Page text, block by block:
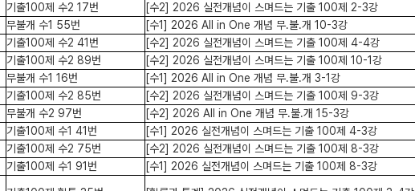
기출100제 수2 17번 [수2] 2026 실전개념이 스며드는 기출 100제 2-3강
무불개 수1 55번 [수1] 2026 All in One 개념 무.불.개 10-3강
기출100제 수2 41번 [수2] 2026 실전개념이 스며드는 기출 100제 4-4강
기출100제 수2 89번 [수2] 2026 실전개념이 스며드는 기출 100제 10-1강
무불개 수1 16번 [수1] 2026 All in One 개념 무.불.개 3-1강
기출100제 수2 85번 [수2] 2026 실전개념이 스며드는 기출 100제 9-3강
무불개 수2 97번 [수2] 2026 All in One 개념 무.불.개 15-3강
기출100제 수1 41번 [수1] 2026 실전개념이 스며드는 기출 100제 4-3강
기출100제 수2 75번 [수2] 2026 실전개념이 스며드는 기출 100제 8-3강
기출100제 수1 91번 [수1] 2026 실전개념이 스며드는 기출 100제 8-3강